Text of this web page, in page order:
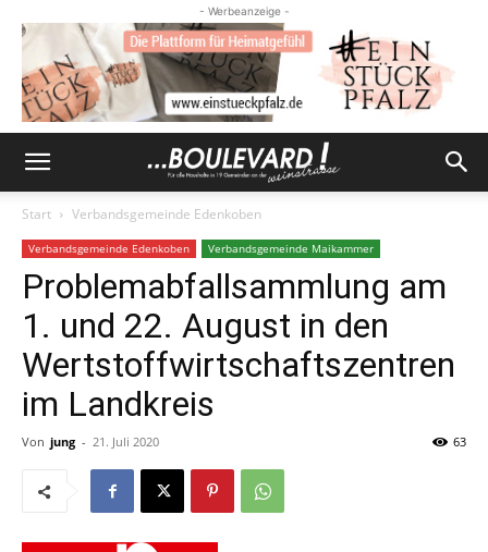
- Werbeanzeige -
Start Verbandsgemeinde Edenkoben
Verbandsgemeinde Edenkoben Verbandsgemeinde Maikammer
Problemabfallsammlung am
1. und 22. August in den
Wertstoffwirtschaftszentren
im Landkreis
Von jung - 21. Juli 2020 63